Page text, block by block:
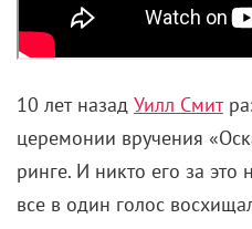
10 лет назад Уилл Смит
церемонии вручения
ринге. И никто его за
все в один голос